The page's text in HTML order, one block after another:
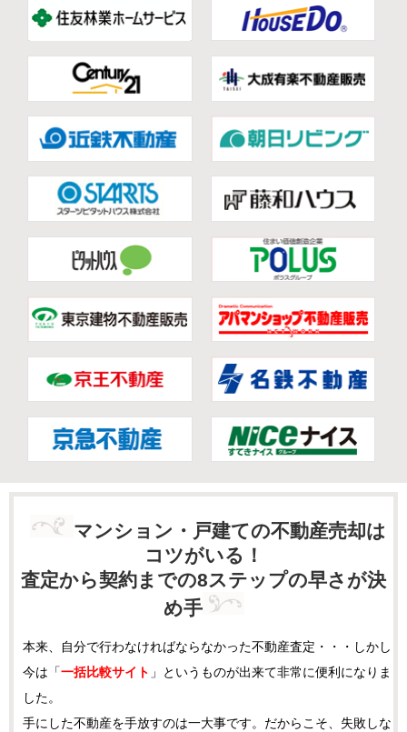
マンション・戸建ての不動産売却は
コツがいる！
査定から契約までの8ステップの早さが決
め手
本来、自分で行わなければならなかった不動産査定・・・しかし
今は「一括比較サイト 」というものが出来て非常に便利になりま
した。
手にした不動産を手放すのは一大事です。だからこそ、失敗しな